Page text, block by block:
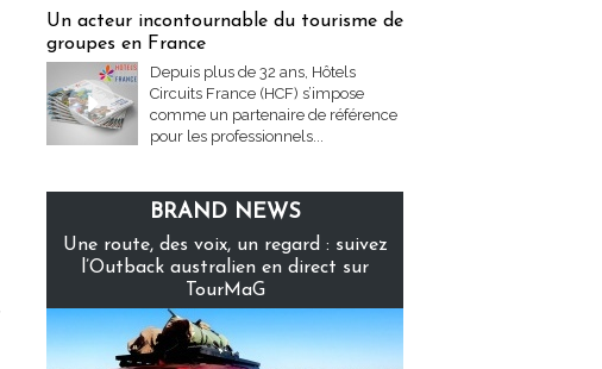
Un acteur incontournable du tourisme de
groupes en France
Depuis plus de 32 ans, Hôtels
Circuits France (HCF) s’impose
comme un partenaire de référence
pour les professionnels...
BRAND NEWS
Une route, des voix, un regard : suivez
l’Outback australien en direct sur
TourMaG